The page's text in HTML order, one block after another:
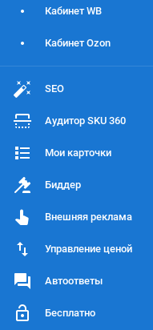
Кабинет WB
Кабинет Ozon
SEO
Аудитор SKU 360
Мои карточки
Биддер
Внешняя реклама
Управление ценой
Автоответы
Бесплатно